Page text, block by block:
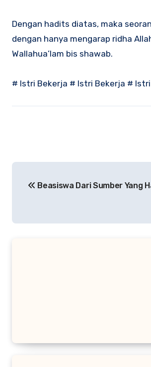
Dengan hadits diatas, maka
dengan hanya mengarap ridha
Wallahua’lam bis shawab.
# Istri Bekerja # Istri Bekerja #
pos Beasiswa Dari Sumber Yang